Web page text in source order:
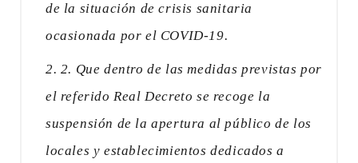
de la situación de crisis sanitaria
ocasionada por el COVID-19.
2. Que dentro de las medidas previstas por
el referido Real Decreto se recoge la
suspensión de la apertura al público de los
locales y establecimientos dedicados a